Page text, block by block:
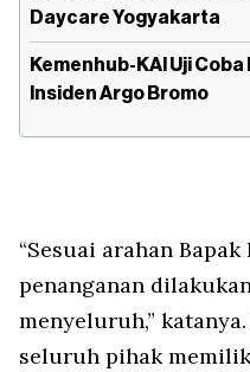
Daycare Yogyakarta
Kemenhub-KAI Uji
Insiden Argo Bromo
“Sesuai arahan
penanganan
menyeluruh,”
seluruh pihak